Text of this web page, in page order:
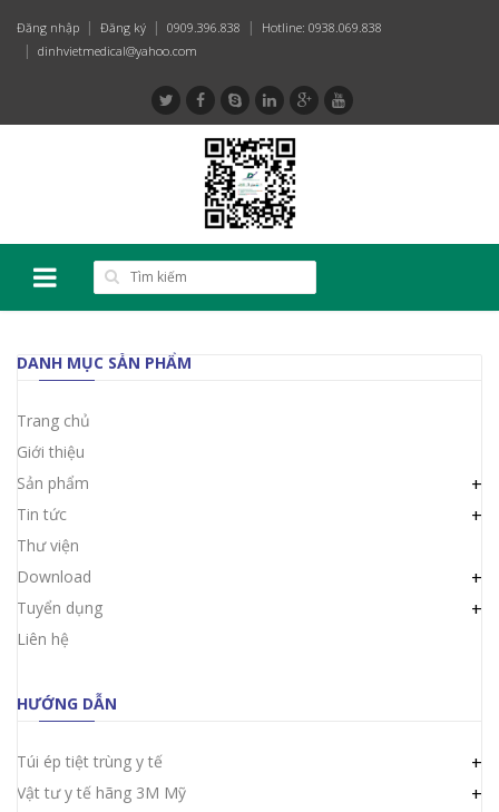
Đăng nhập Đăng ký 0909.396.838
Hotline: 0938.069.838
dinhvietmedical@yahoo.com
DANH MỤC SẢN PHẨM
Trang chủ
Giới thiệu
Sản phẩm
+
Tin tức +
Thư viện
Download
+
Tuyển dụng +
Liên hệ
HƯỚNG DẪN
Túi ép tiệt trùng y tế +
Vật tư y tế hãng 3M Mỹ +